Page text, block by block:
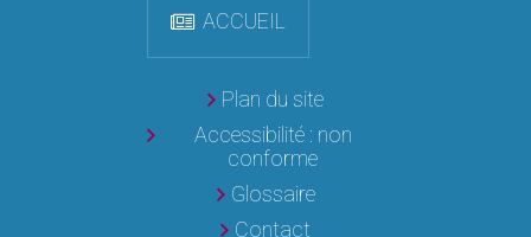
ACCUEIL
Plan du site
Accessibilité : non
conforme
Glossaire
Contact